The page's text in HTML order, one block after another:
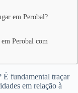
em Perobal?
em Perobal com
É fundamental traçar
em relação à